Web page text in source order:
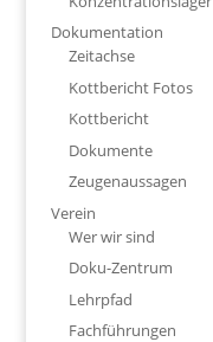
Dokumentation
Zeitachse
Kottbericht Fotos
Kottbericht
Dokumente
Zeugenaussagen
Verein
Wer wir sind
Doku-Zentrum
Lehrpfad
Fachführungen